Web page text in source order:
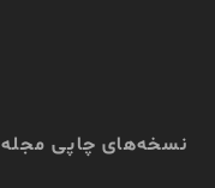
نسخه‌های چاپی مجله